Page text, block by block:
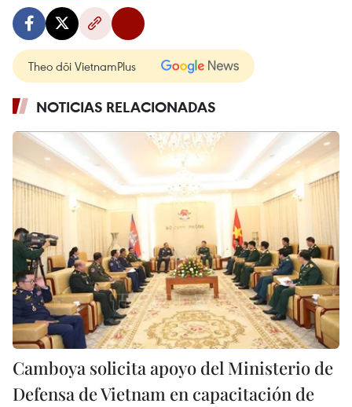
Theo dõi VietnamPlus
NOTICIAS RELACIONADAS
Camboya solicita apoyo del Ministerio de
Defensa de Vietnam en capacitación de